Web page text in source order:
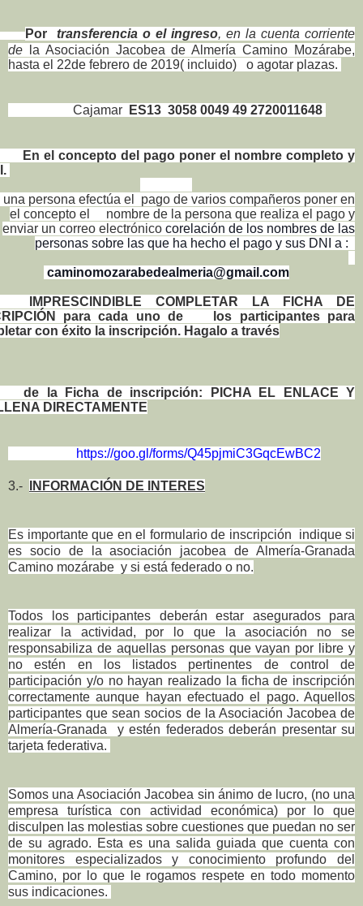
Por transferencia o el ingreso, en la cuenta corriente
de la Asociación Jacobea de Almería Camino Mozárabe,
hasta el 22de febrero de 2019( incluido)
o agotar plazas.
Cajamar ES13 3058 0049 49 2720011648
concepto del pago poner el nombre completo y
una persona efectúa el pago de varios compañeros poner en
el concepto el nombre de la persona que realiza el pago y
enviar un correo electrónico corelación de los nombres de las
personas sobre las que ha hecho el pago y sus DNI a :
caminomozarabedealmeria@gmail.com
COMPLETAR LA FICHA DE
para cada uno de los participantes para
con éxito la inscripción. Hagalo a través
la Ficha de inscripción: PICHA EL ENLACE Y
DIRECTAMENTE
https://goo.gl/forms/Q45pjmiC3GqcEwBC2
3.- INFORMACIÓN DE INTERES
Es importante que en el formulario de inscripción indique si
es socio de la asociación jacobea de Almería-Granada
Camino mozárabe y si está federado o no.
Todos los participantes deberán estar asegurados para
realizar la actividad, por lo que la asociación no se
responsabiliza de aquellas personas que vayan por libre y
no estén en los listados pertinentes de control de
participación y/o no hayan realizado la ficha de inscripción
correctamente aunque hayan efectuado el pago. Aquellos
participantes que sean socios de la Asociación Jacobea de
Almería-Granada y estén federados deberán presentar su
tarjeta federativa.
Somos una Asociación Jacobea sin ánimo de lucro, (no una
empresa turística con actividad económica) por lo que
disculpen las molestias sobre cuestiones que puedan no ser
de su agrado. Esta es una salida guiada que cuenta con
monitores especializados y conocimiento profundo del
Camino, por lo que le rogamos respete en todo momento
sus indicaciones.